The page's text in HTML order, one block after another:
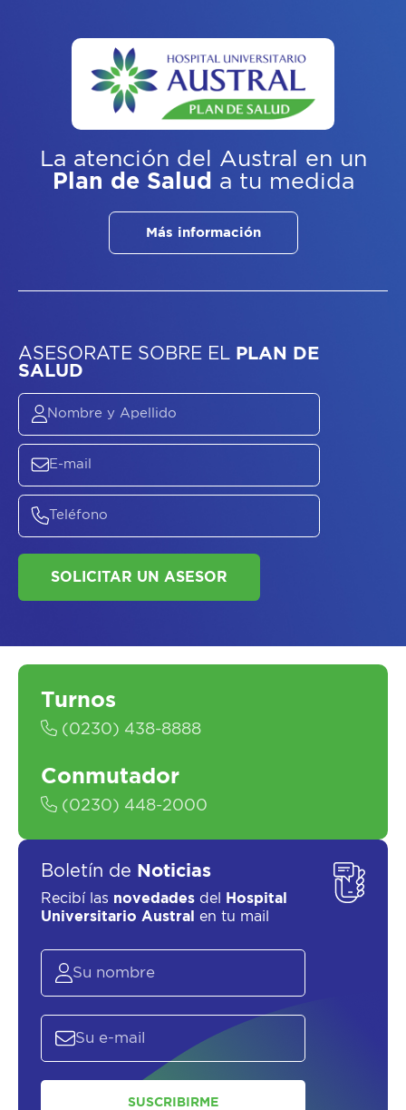
La atención del Austral
en un
Plan de Salud a tu medida
Más información
ASESORATE SOBRE
SALUD
Turnos
(0230) 438-8888
Conmutador
(0230) 448-2000
Boletín de Noticias
Recibí las novedades del
Hospital
Universitario Austral
en tu mail
SUSCRIBIRME